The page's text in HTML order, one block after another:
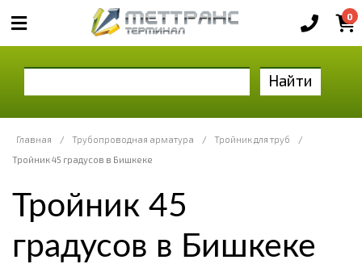
0
Найти
Главная / Трубопроводная арматура / Тройник для труб
/
Тройник 45 градусов в Бишкеке
Тройник 45
градусов в Бишкеке